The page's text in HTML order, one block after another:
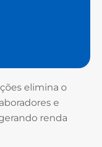
elimina o
e
renda